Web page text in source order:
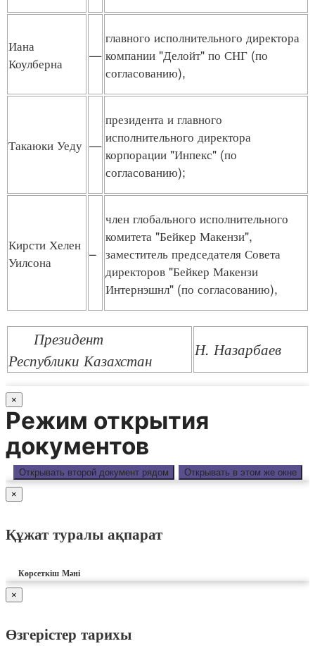
Иана
Коулберна
—
главного исполнительного директора
компании "Делойт" по СНГ (по
согласованию),
Такаюки Уеду —
президента и главного
исполнительного директора
корпорации "Инпекс" (по
согласованию);
Кирсти Хелен
Уилсона
–
член глобального исполнительного
комитета "Бейкер Макензи",
заместитель председателя Совета
директоров "Бейкер Макензи
Интернэшнл" (по согласованию),
Президент
Республики Казахстан
Н. Назарбаев
×
Режим открытия
документов
Открывать второй документ рядом Открывать в этом же окне
×
Құжат туралы ақпарат
Көрсеткіш Мәні
×
Өзгерістер тарихы